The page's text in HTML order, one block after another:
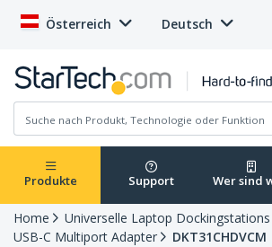
Österreich Deutsch
Produkte Support Wer sind
Home
Universelle Laptop Dockingstations
USB-C Multiport Adapter
DKT31CHDVCM